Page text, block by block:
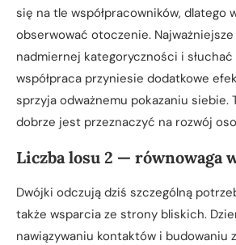
się na tle współpracowników, dlatego
obserwować otoczenie.
nadmiernej kategoryczności i
współpraca przyniesie dodatkowe
sprzyja odważnemu pokazaniu siebie.
dobrze jest przeznaczyć na rozwój
Liczba losu 2 — równowaga
Dwójki odczują dziś szczególną
także wsparcia ze strony bliskich.
nawiązywaniu kontaktów i budowaniu